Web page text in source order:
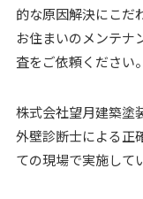
的な原因解決にこだ
お住まいのメンテナ
査をご依頼ください。
株式会社望月建築塗
外壁診断士による正
ての現場で実施して